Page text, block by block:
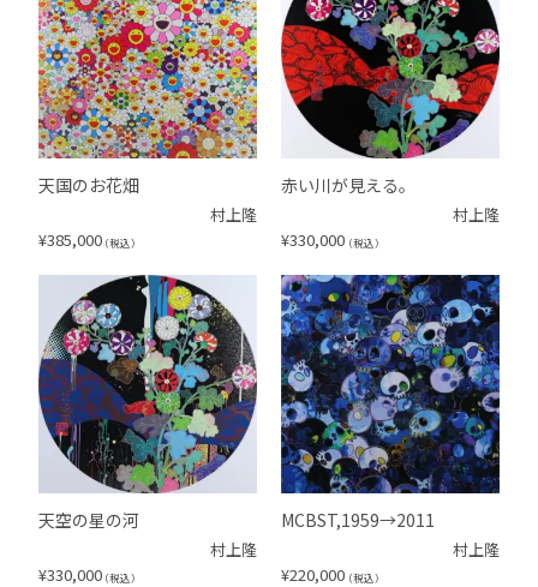
天国のお花畑
村上隆
¥385,000 （税込）
赤い川が見える。
村上隆
¥330,000 （税込）
天空の星の河
村上隆
¥330,000 （税込）
MCBST,1959→2011
村上隆
¥220,000 （税込）